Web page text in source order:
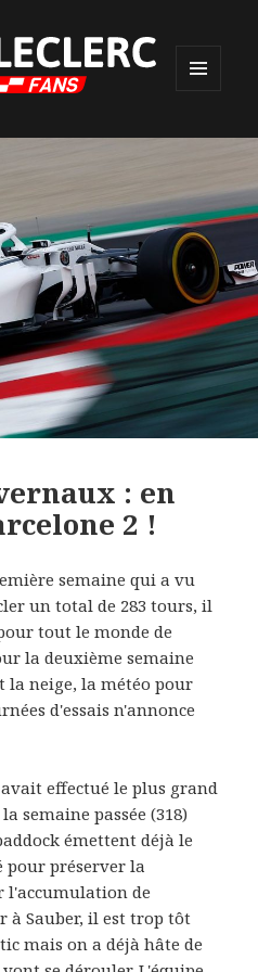
WIDGETS
: en
2 !
semaine qui a vu
un total de 283 tours, il
tout le monde de
la deuxième semaine
la neige, la météo pour
d'essais n'annonce
effectué le plus grand
semaine passée (318)
émettent déjà le
préserver la
l'accumulation de
à Sauber, il est trop tôt
mais on a déjà hâte de